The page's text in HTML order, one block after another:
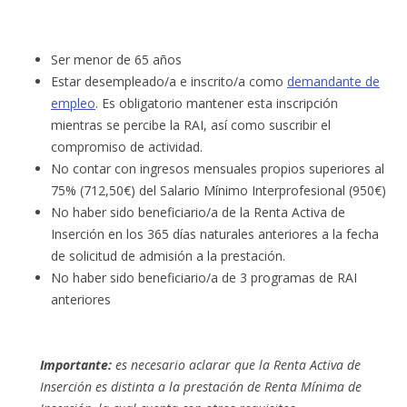
Ser menor de 65 años
Estar desempleado/a e inscrito/a como demandante de
empleo. Es obligatorio mantener esta inscripción
mientras se percibe la RAI, así como suscribir el
compromiso de actividad.
No contar con ingresos mensuales propios superiores al
75% (712,50€) del Salario Mínimo Interprofesional (950€)
No haber sido beneficiario/a de la Renta Activa de
Inserción en los 365 días naturales anteriores a la fecha
de solicitud de admisión a la prestación.
No haber sido beneficiario/a de 3 programas de RAI
anteriores
Importante: es necesario aclarar que la Renta Activa de
Inserción es distinta a la prestación de Renta Mínima de